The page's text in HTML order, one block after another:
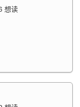
想读